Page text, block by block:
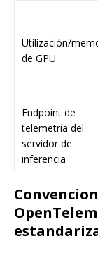
Utilización/
de GPU
Endpoint de
telemetría del
servidor de
inferencia